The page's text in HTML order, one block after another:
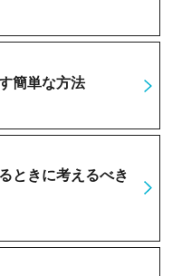
簡単な方法
ときに考えるべき